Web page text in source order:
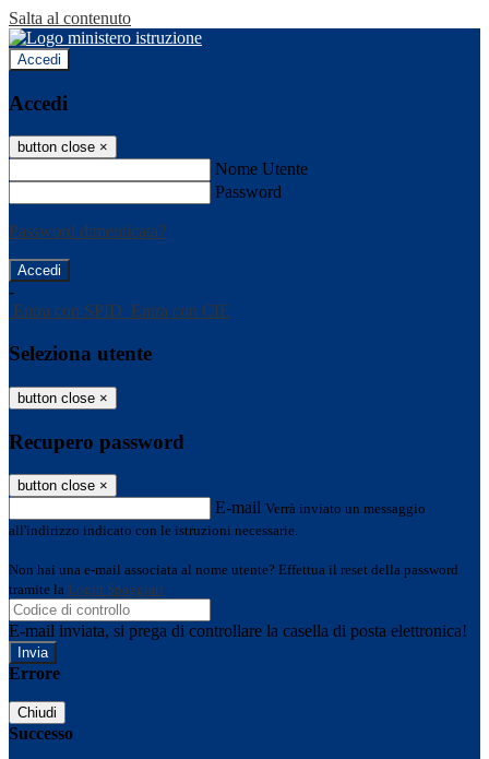
Salta al contenuto
Accedi
Accedi
button close ×
Nome Utente
Password
Password dimenticata?
-
Entra con SPID Entra con CIE
Seleziona utente
button close ×
Recupero password
button close ×
E-mail Verrà inviato un messaggio
all'indirizzo indicato con le istruzioni necessarie.
Non hai una e-mail associata al nome utente? Effettua il reset della password
tramite la Login Spaggiari
E-mail inviata, si prega di controllare la casella di posta elettronica!
Errore
Chiudi
Successo